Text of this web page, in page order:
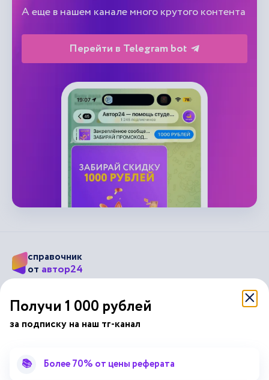
А еще в нашем канале много крутого контента
Перейти в Telegram bot
справочник
от автор24
Подписывайся на наши соц. сети
Лекторий
Последние статьи
Получи 1 000 рублей
за подписку на наш тг-канал
📚 Более 70% от цены реферата